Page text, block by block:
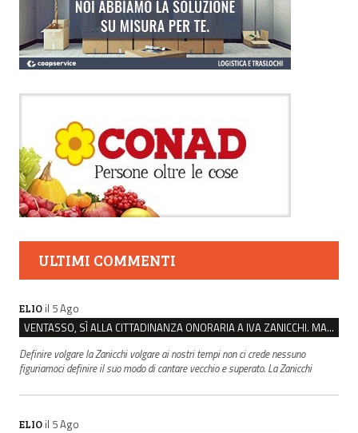
ULTIMI COMMENTI
ELIO il 5 Ago
VENTASSO, SÌ ALLA CITTADINANZA ONORARIA A IVA ZANICCHI. MA BARGIACCHI: “È DI PESSIMO GUSTO”
Definire volgare la Zanicchi volgare ai nostri tempi non ci crede nessuno
figuriamoci definire il suo modo di cantare vecchio e superato. La Zanicchi
ELIO il 5 Ago